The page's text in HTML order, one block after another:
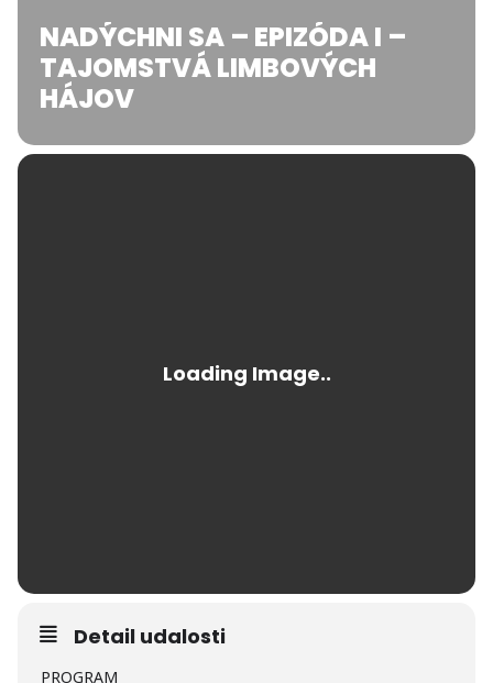
NADÝCHNI SA – EPIZÓDA I –
TAJOMSTVÁ LIMBOVÝCH
HÁJOV
Detail udalosti
PROGRAM